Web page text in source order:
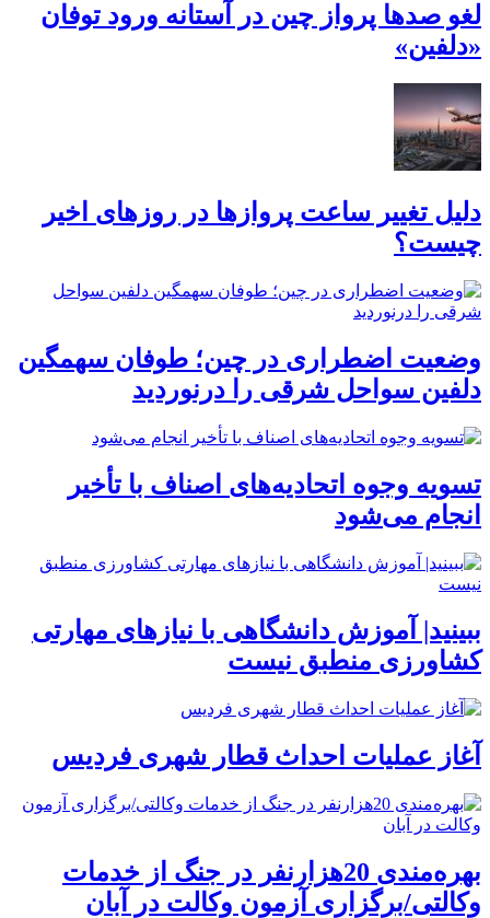
لغو صدها پرواز چین در آستانه ورود توفان
«دلفین»
دلیل تغییر ساعت پروازها در روزهای اخیر
چیست؟
وضعیت اضطراری در چین؛ طوفان سهمگین
دلفین سواحل شرقی را درنوردید
تسویه وجوه اتحادیه‌های اصناف با تأخیر
انجام می‌شود
ببینید| آموزش دانشگاهی با نیازهای مهارتی
کشاورزی منطبق نیست
آغاز عملیات احداث قطار شهری فردیس
بهره‌مندی 20هزارنفر در جنگ از خدمات
وکالتی/برگزاری آزمون وکالت در آبان